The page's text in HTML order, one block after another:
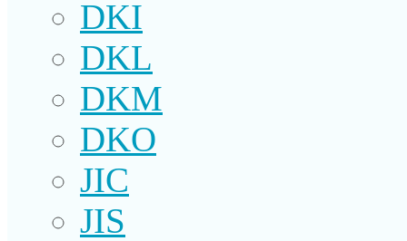
DKI
DKL
DKM
DKO
JIC
JIS